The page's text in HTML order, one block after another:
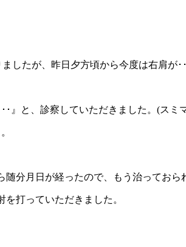
したが、昨日夕方頃から今度は右肩が･･
』と、診察していただきました。(スミ
分月日が経ったので、もう治っておら
打っていただきました。